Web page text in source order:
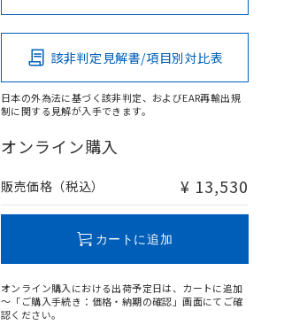
該非判定見解書/項目別対比表
日本の外為法に基づく該非判定、およびEAR再輸出規
制に関する見解が入手できます。
オンライン購入
販売価格（税込） ¥ 13,530
カートに追加
オンライン購入における出荷予定日は、カートに追加
～「ご購入手続き：価格・納期の確認」画面にてご確
認ください。